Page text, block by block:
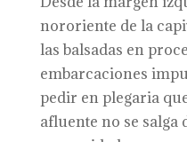
nororiente de la
las balsadas en
embarcaciones
pedir en plegaria
afluente no se salga